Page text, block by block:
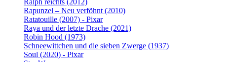
Ralph reichts (2012)
Rapunzel – Neu verföhnt (2010)
Ratatouille (2007) - Pixar
Raya und der letzte Drache (2021)
Robin Hood (1973)
Schneewittchen und die sieben Zwerge (1937)
Soul (2020) - Pixar